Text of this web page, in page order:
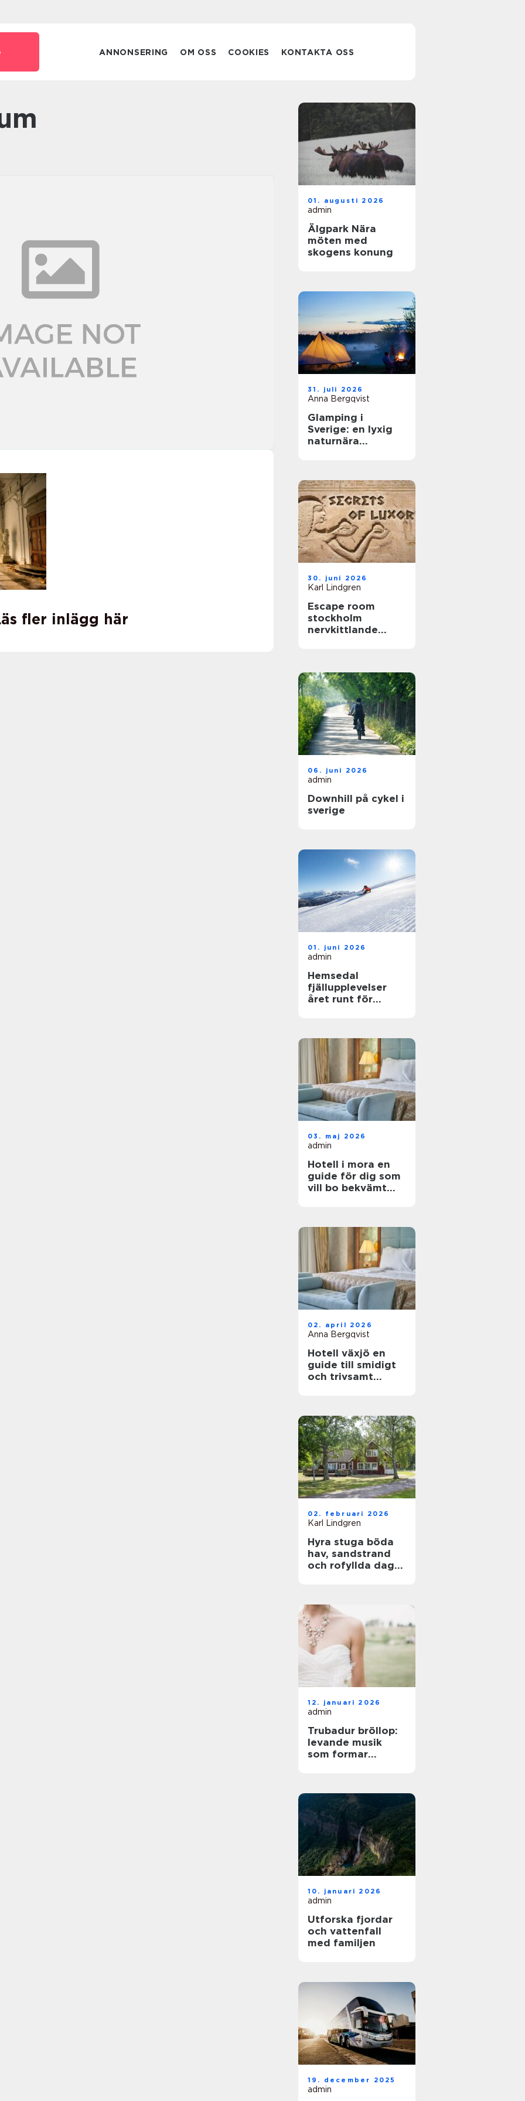
ANNONSERING OM OSS COOKIES KONTAKTA OSS
fler inlägg här
01. augusti 2026
admin
Älgpark Nära
möten med
skogens konung
31. juli 2026
Anna Bergqvist
Glamping i
Sverige: en lyxig
naturnära
30. juni 2026
Karl Lindgren
Escape room
stockholm
nervkittlande
06. juni 2026
admin
Downhill på cykel i
sverige
01. juni 2026
admin
Hemsedal
fjällupplevelser
året runt för
03. maj 2026
admin
Hotell i mora en
guide för dig som
vill bo bekvämt
02. april 2026
Anna Bergqvist
Hotell växjö en
guide till smidigt
och trivsamt
02. februari 2026
Karl Lindgren
Hyra stuga böda
hav, sandstrand
och rofyllda dagar
12. januari 2026
admin
Trubadur bröllop:
levande musik
som formar
10. januari 2026
admin
Utforska fjordar
och vattenfall
med familjen
19. december 2025
admin